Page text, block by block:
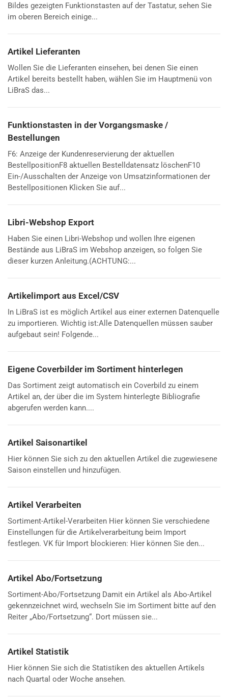
Bildes gezeigten Funktionstasten auf der Tastatur, sehen Sie
im oberen Bereich einige...
Artikel Lieferanten
Wollen Sie die Lieferanten einsehen, bei denen Sie einen
Artikel bereits bestellt haben, wählen Sie im Hauptmenü von
LiBraS das...
Funktionstasten in der Vorgangsmaske /
Bestellungen
F6: Anzeige der Kundenreservierung der aktuellen
BestellpositionF8 aktuellen Bestelldatensatz löschenF10
Ein-/Ausschalten der Anzeige von Umsatzinformationen der
Bestellpositionen Klicken Sie auf...
Libri-Webshop Export
Haben Sie einen Libri-Webshop und wollen Ihre eigenen
Bestände aus LiBraS im Webshop anzeigen, so folgen Sie
dieser kurzen Anleitung.(ACHTUNG:...
Artikelimport aus Excel/CSV
In LiBraS ist es möglich Artikel aus einer externen Datenquelle
zu importieren. Wichtig ist:Alle Datenquellen müssen sauber
aufgebaut sein! Folgende...
Eigene Coverbilder im Sortiment hinterlegen
Das Sortiment zeigt automatisch ein Coverbild zu einem
Artikel an, der über die im System hinterlegte Bibliografie
abgerufen werden kann....
Artikel Saisonartikel
Hier können Sie sich zu den aktuellen Artikel die zugewiesene
Saison einstellen und hinzufügen.
Artikel Verarbeiten
Sortiment-Artikel-Verarbeiten Hier können Sie verschiedene
Einstellungen für die Artikelverarbeitung beim Import
festlegen. VK für Import blockieren: Hier können Sie den...
Artikel Abo/Fortsetzung
Sortiment-Abo/Fortsetzung Damit ein Artikel als Abo-Artikel
gekennzeichnet wird, wechseln Sie im Sortiment bitte auf den
Reiter „Abo/Fortsetzung“. Dort müssen sie...
Artikel Statistik
Hier können Sie sich die Statistiken des aktuellen Artikels
nach Quartal oder Woche ansehen.